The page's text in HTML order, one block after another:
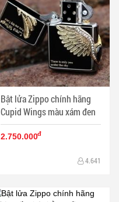
Bật lửa Zippo chính hãng
Cupid Wings màu xám đen
2.750.000đ
4.641